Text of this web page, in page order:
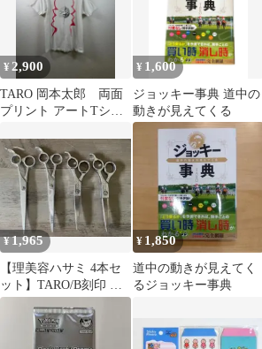
¥ 2,900
TARO 岡本太郎 両面
プリント アートTシャ
着
¥ 1,600
ジョッキー事典 道中の
動きが見えてくる
¥1,965
【理美容ハサミ 4本セ
ット】TARO/B刻印 シ
ザー 美容師 理容師 カ
ット鋏
¥ 1,850
道中の動きが見えてく
るジョッキー事典